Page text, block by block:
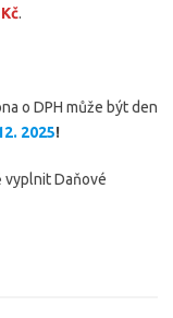
.
o DPH může být den
2025!
vyplnit Daňové